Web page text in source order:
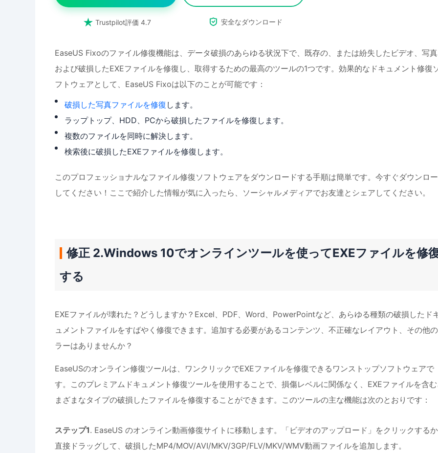
 Trustpilot評価 4.7  安全なダウンロード
EaseUS Fixoのファイル修復機能は、データ破損のあらゆる状況下で、既存の、または紛失したビデオ、写真
および破損したEXEファイルを修復し、取得するための最高のツールの1つです。効果的なドキュメント修復
フトウェアとして、EaseUS Fixoは以下のことが可能です：
破損した写真ファイルを修復 します。
ラップトップ、HDD、PCから破損したファイルを修復します。
複数のファイルを同時に解決します。
検索後に破損したEXEファイルを修復します。
このプロフェッショナルなファイル修復ソフトウェアをダウンロードする手順は簡単です。今すぐダウンロ
してください！ここで紹介した情報が気に入ったら、ソーシャルメディアでお友達とシェアしてください。
修正 2.Windows 10でオンラインツールを使ってEXEファイルを修
する
EXEファイルが壊れた？どうしますか？Excel、PDF、Word、PowerPointなど、あらゆる種類の破損したド
ュメントファイルをすばやく修復できます。追加する必要があるコンテンツ、不正確なレイアウト、その他
ラーはありませんか？
EaseUSのオンライン修復ツールは、ワンクリックでEXEファイルを修復できるワンストップソフトウェアで
す。このプレミアムドキュメント修復ツールを使用することで、損傷レベルに関係なく、EXEファイルを含む
まざまなタイプの破損したファイルを修復することができます。このツールの主な機能は次のとおりです：
ステップ1. EaseUS のオンライン動画修復サイトに移動します。「ビデオのアップロード」をクリックするか
直接ドラッグして、破損したMP4/MOV/AVI/MKV/3GP/FLV/MKV/WMV動画ファイルを追加します。